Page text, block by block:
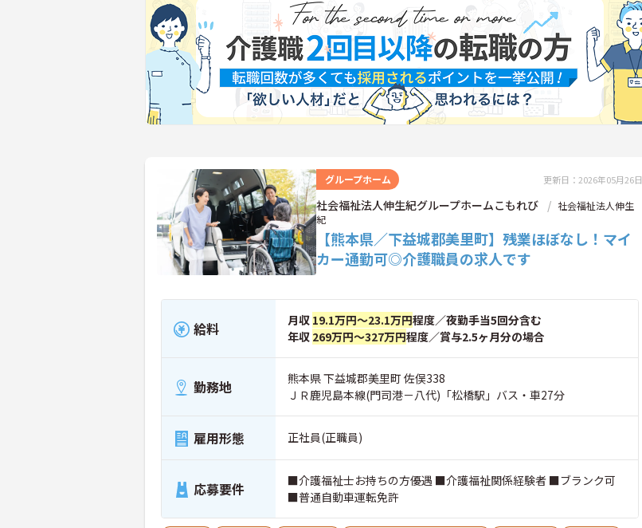
グループホーム 更新日：2026年05月26日
社会福祉法人伸生紀グループホームこもれび
社会福祉法人伸生
紀
【熊本県／下益城郡美里町】残業ほぼなし！マイ
カー通勤可◎介護職員の求人です
給料 月収 19.1万円～23.1万円程度／夜勤手当5回分含む
年収 269万円～327万円程度／賞与2.5ヶ月分の場合
勤務地
熊本県 下益城郡美里町 佐俣338
ＪＲ鹿児島本線(門司港－八代)「松橋駅」バス・車27分
雇用形態 正社員(正職員)
応募要件
■介護福祉士お持ちの方優遇 ■介護福祉関係経験者 ■ブランク可
■普通自動車運転免許